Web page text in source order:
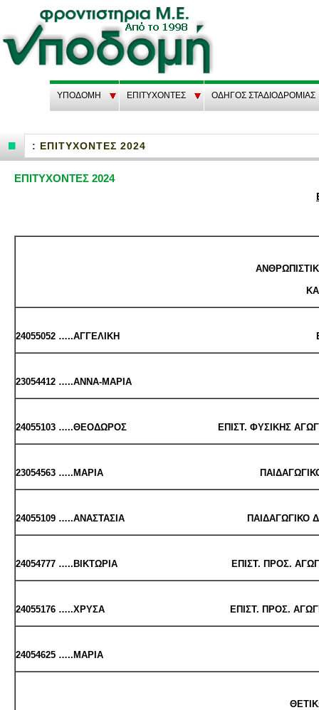
ΥΠΟΔΟΜΗ EΠΙΤΥΧΟΝΤΕΣ ΟΔΗΓΟΣ ΣΤΑΔΙΟΔΡΟΜΙΑΣ
: ΕΠΙΤΥΧΟΝΤΕΣ 2024
ΕΠΙΤΥΧΟΝΤΕΣ 2024
24055052 …..ΑΓ­ΓΕ­ΛΙ­ΚΗ ΕΛ­ΛΗ­ΝΙ­ΚΗΣ
23054412 …..ΑΝ­ΝΑ-ΜΑ­ΡΙΑ
24055103 …..ΘΕ­Ο­ΔΩ­ΡΟΣ ΕΠΙΣΤ. ΦΥ­ΣΙ­ΚΗΣ ΑΓΩ­ΓΗΣ &
23054563 …..ΜΑΡΙΑ ΠΑΙ­ΔΑ­ΓΩ­ΓΙ­ΚΟ
24055109 …..ΑΝΑ­ΣΤΑ­ΣΙΑ ΠΑΙ­ΔΑ­ΓΩ­ΓΙ­ΚΟ
24054777 …..ΒΙ­ΚΤΩ­ΡΙΑ ΕΠΙΣΤ. ΠΡΟΣ. ΑΓΩ­ΓΗΣ &
24055176 …..ΧΡΥΣΑ ΕΠΙΣΤ. ΠΡΟΣ. ΑΓΩ­ΓΗΣ &
24054625 …..ΜΑΡΙΑ ΜΟΥ­ΣΙ­ΚΩΝ